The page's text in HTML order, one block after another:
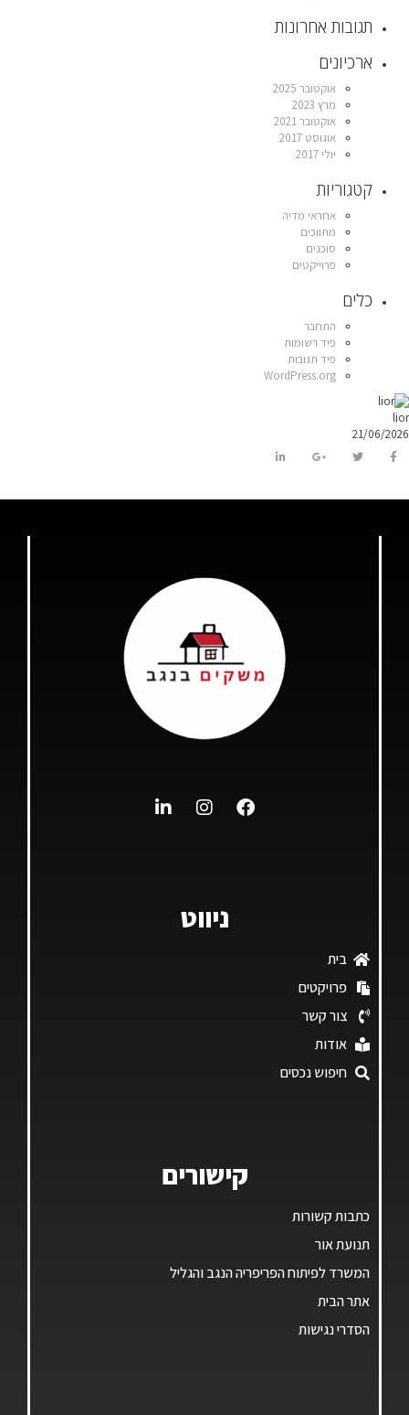
תגובות אחרונות
ארכיונים
אוקטובר 2025
מרץ 2023
אוקטובר 2021
אוגוסט 2017
יולי 2017
קטגוריות
אחראי מדיה
מתווכים
סוכנים
פרוייקטים
כלים
התחבר
פיד רשומות
פיד תגובות
WordPress.org
lior
21/06/2026
ניווט
בית
פרויקטים
צור קשר
אודות
חיפוש נכסים
קישורים
כתבות קשורות
תנועת אור
המשרד לפיתוח הפריפריה הנגב והגליל
אתר הבית
הסדרי נגישות